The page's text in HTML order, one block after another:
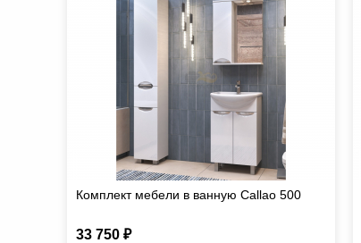
Комплект мебели в ванную Callao 500
33 750 ₽